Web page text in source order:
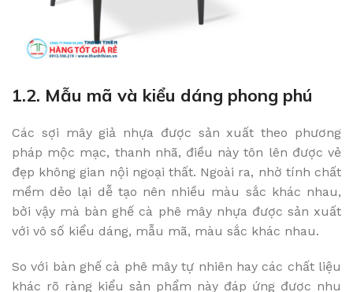
1.2. Mẫu mã và kiểu dáng phong phú
Các sợi mây giả nhựa được sản xuất theo phương
pháp mộc mạc, thanh nhã, điều này tôn lên được vẻ
đẹp không gian nội ngoại thất. Ngoài ra, nhờ tính chất
mềm dẻo lại dễ tạo nên nhiều màu sắc khác nhau,
bởi vậy mà bàn ghế cà phê mây nhựa được sản xuất
với vô số kiểu dáng, mẫu mã, màu sắc khác nhau.
So với bàn ghế cà phê mây tự nhiên hay các chất liệu
khác rõ ràng kiểu sản phẩm này đáp ứng được nhu